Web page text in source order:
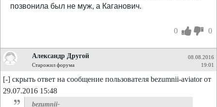
позвонила был не муж, а Каганович.
0 0
Александр Другой
Старожил форума
08.08.2016
19:01
[-] скрыть ответ на сообщение пользователя bezumnii-aviator от
29.07.2016 15:48
bezumnii-